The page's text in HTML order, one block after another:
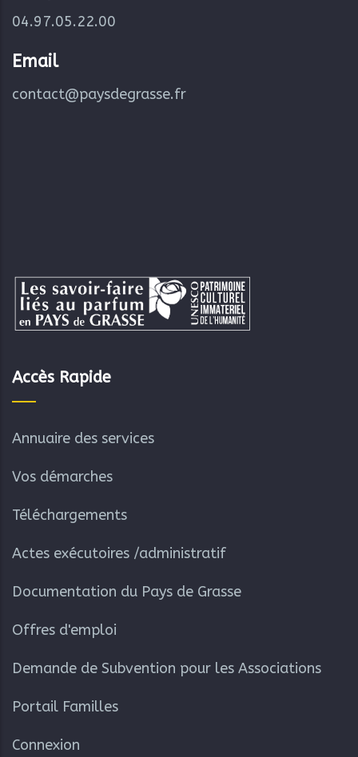
04.97.05.22.00
Email
contact@paysdegrasse.fr
Accès Rapide
Annuaire des services
Vos démarches
Téléchargements
Actes exécutoires /administratif
Documentation du Pays de Grasse
Offres d'emploi
Demande de Subvention pour les Associations
Portail Familles
Connexion